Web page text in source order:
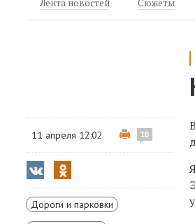
Лента новостей Сюжеты
11 апреля 12:02 10
Дороги и парковки